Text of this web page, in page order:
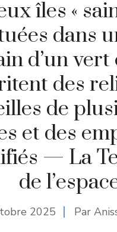
îles «
dans
d’un vert
des
de
et des
— La
de
2025 Par